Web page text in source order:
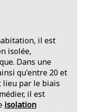
il est
isolée,
Dans une
qu'entre 20 et
lieu par le biais
il est
isolation